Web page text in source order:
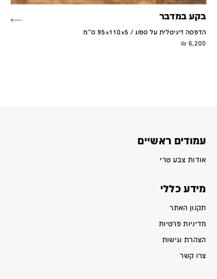
בקע במדבר
הדפסה דיגיטלית על ספוג / 95x110x5 ס''מ
6,200
₪
עמודים ראשיים
אודות צבע טרי
מידע כללי
תקנון האתר
מדיניות פרטיות
הצהרת נגישות
צרו קשר